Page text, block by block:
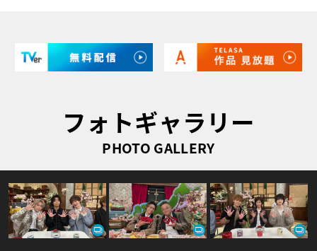
フォトギャラリー
PHOTO GALLERY